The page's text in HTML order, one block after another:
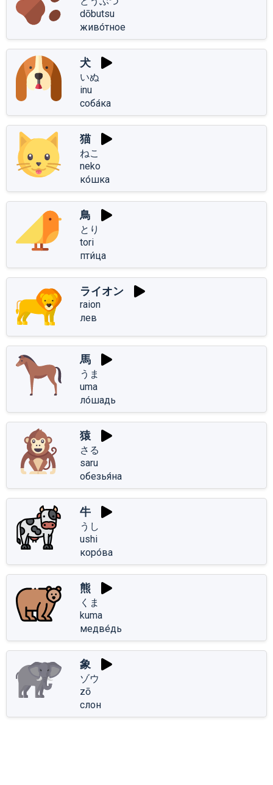
dōbutsu
живо́тное
犬
いぬ
inu
соба́ка
猫
ねこ
neko
ко́шка
鳥
とり
tori
пти́ца
ライオン
raion
лев
馬
うま
uma
ло́шадь
猿
さる
saru
обезья́на
牛
うし
ushi
коро́ва
熊
くま
kuma
медве́дь
象
ゾウ
zō
слон